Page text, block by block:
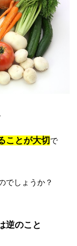
ことが大切 で
でしょうか？
逆のこと